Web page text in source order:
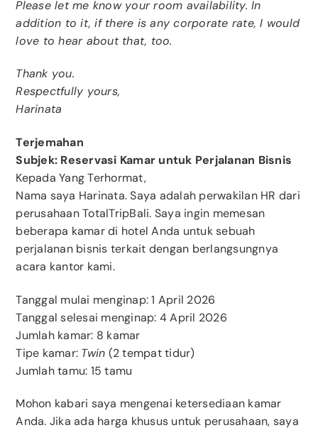
Please let me know your room availability. In
addition to it, if there is any corporate rate, I would
love to hear about that, too.
Thank you.
Respectfully yours,
Harinata
Terjemahan
Subjek: Reservasi Kamar untuk Perjalanan Bisnis
Kepada Yang Terhormat,
Nama saya Harinata. Saya adalah perwakilan HR dari
perusahaan TotalTripBali. Saya ingin memesan
beberapa kamar di hotel Anda untuk sebuah
perjalanan bisnis terkait dengan berlangsungnya
acara kantor kami.
Tanggal mulai menginap: 1 April 2026
Tanggal selesai menginap: 4 April 2026
Jumlah kamar: 8 kamar
Tipe kamar: Twin (2 tempat tidur)
Jumlah tamu: 15 tamu
Mohon kabari saya mengenai ketersediaan kamar
Anda. Jika ada harga khusus untuk perusahaan, saya